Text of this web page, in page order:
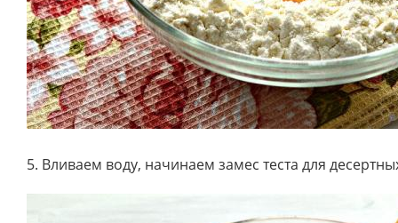
5. Вливаем воду, начинаем замес теста для